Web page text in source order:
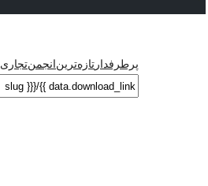
پرطرفدار تازه‌ترینانجمنتجاری
جستجو